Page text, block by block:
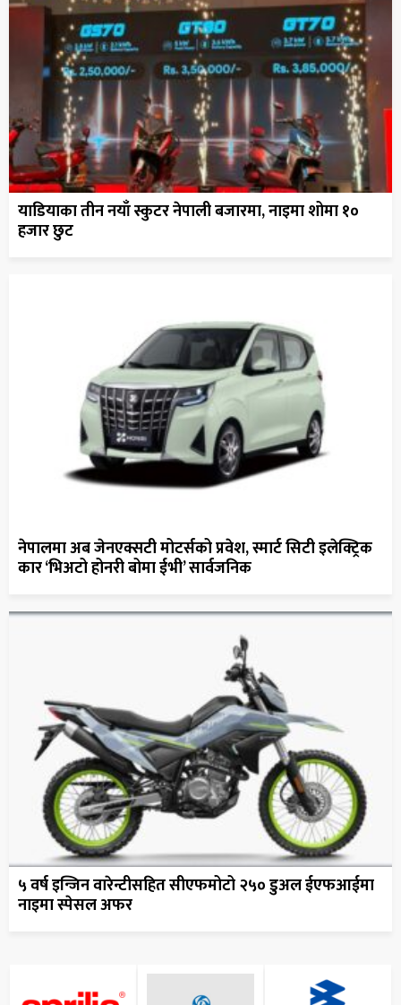
याडियाका तीन नयाँ स्कुटर नेपाली बजारमा, नाइमा शोमा १०
हजार छुट
नेपालमा अब जेनएक्सटी मोटर्सको प्रवेश, स्मार्ट सिटी इलेक्ट्रिक
कार ‘भिअटो होनरी बोमा ईभी’ सार्वजनिक
५ वर्ष इन्जिन वारेन्टीसहित सीएफमोटो २५० डुअल ईएफआईमा
नाइमा स्पेसल अफर